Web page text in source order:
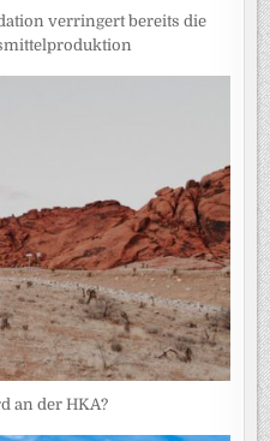
verringert bereits die
an der HKA?